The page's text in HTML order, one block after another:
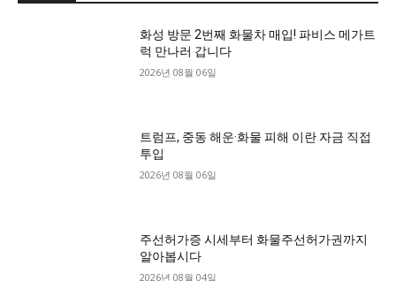
화성 방문 2번째 화물차 매입! 파비스 메가트
럭 만나러 갑니다
2026년 08월 06일
트럼프, 중동 해운·화물 피해 이란 자금 직접
투입
2026년 08월 06일
주선허가증 시세부터 화물주선허가권까지
알아봅시다
2026년 08월 04일